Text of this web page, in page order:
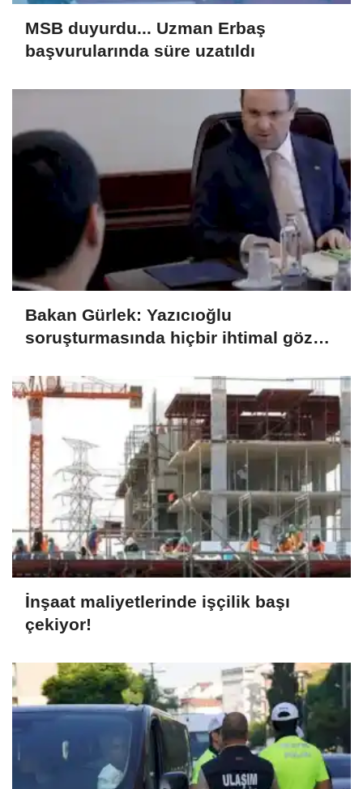
MSB duyurdu... Uzman Erbaş
başvurularında süre uzatıldı
Bakan Gürlek: Yazıcıoğlu
soruşturmasında hiçbir ihtimal göz
İnşaat maliyetlerinde işçilik başı
çekiyor!